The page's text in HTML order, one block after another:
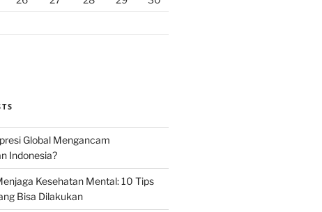
Global Mengancam
Indonesia?
Kesehatan Mental: 10 Tips
Bisa Dilakukan